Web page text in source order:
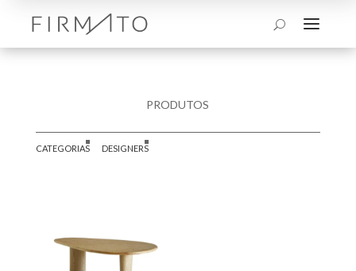
U a
PRODUTOS
CATEGORIAS DESIGNERS